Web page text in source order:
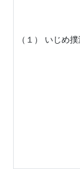
（１） いじめ